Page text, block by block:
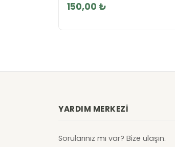
150,00 ₺
YARDIM MERKEZI
Sorularınız mı var? Bize ulaşın.